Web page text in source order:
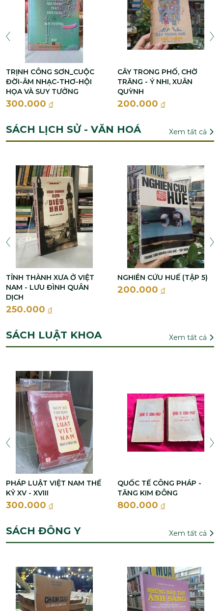
TRỊNH CÔNG SƠN_CUỘC
ĐỜI-ÂM NHẠC-THƠ-HỘI
HỌA VÀ SUY TƯỞNG
300.000 đ
CÂY TRONG PHỐ, CHỜ
TRĂNG - Ý NHI, XUÂN
QUỲNH
200.000 đ
SÁCH LỊCH SỬ - VĂN HOÁ Xem tất cả
TỈNH THÀNH XƯA Ở VIỆT
NAM - LƯU ĐÌNH QUÂN
DỊCH
250.000 đ
NGHIÊN CỨU HUẾ (TẬP 5)
200.000 đ
SÁCH LUẬT KHOA Xem tất cả
PHÁP LUẬT VIỆT NAM THẾ
KỶ XV - XVIII
300.000 đ
QUỐC TẾ CÔNG PHÁP -
TĂNG KIM ĐÔNG
800.000 đ
SÁCH ĐÔNG Y Xem tất cả